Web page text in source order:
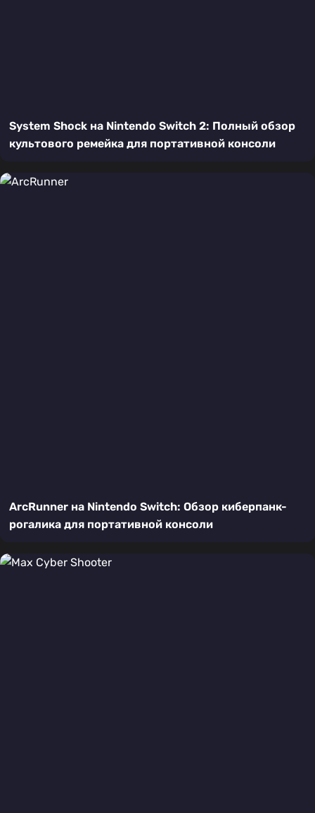
System Shock на Nintendo Switch 2: Полный обзор
культового ремейка для портативной консоли
ArcRunner на Nintendo Switch: Обзор киберпанк-
рогалика для портативной консоли